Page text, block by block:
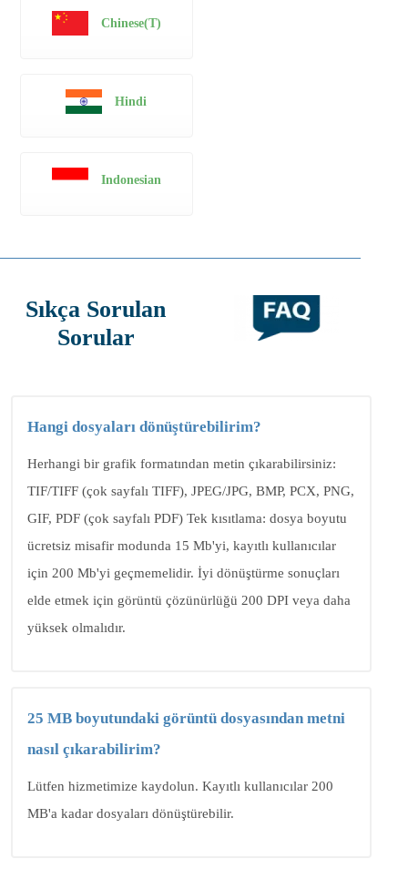
Chinese(T)
Hindi
Indonesian
Sıkça Sorulan
Sorular
Hangi dosyaları dönüştürebilirim?
Herhangi bir grafik formatından metin çıkarabilirsiniz:
TIF/TIFF (çok sayfalı TIFF), JPEG/JPG, BMP, PCX, PNG,
GIF, PDF (çok sayfalı PDF) Tek kısıtlama: dosya boyutu
ücretsiz misafir modunda 15 Mb'yi, kayıtlı kullanıcılar
için 200 Mb'yi geçmemelidir. İyi dönüştürme sonuçları
elde etmek için görüntü çözünürlüğü 200 DPI veya daha
yüksek olmalıdır.
25 MB boyutundaki görüntü dosyasından metni
nasıl çıkarabilirim?
Lütfen hizmetimize kaydolun. Kayıtlı kullanıcılar 200
MB'a kadar dosyaları dönüştürebilir.